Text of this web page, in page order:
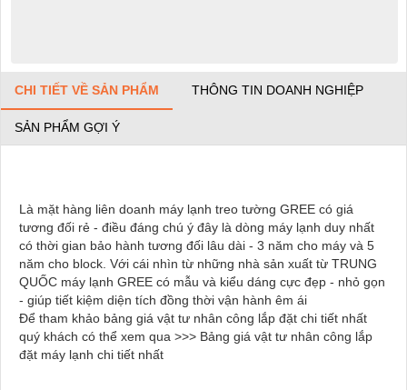
CHI TIẾT VỀ SẢN PHẨM THÔNG TIN DOANH NGHIỆP
SẢN PHẨM GỢI Ý
Là mặt hàng liên doanh máy lạnh treo tường GREE có giá
tương đối rẻ - điều đáng chú ý đây là dòng máy lạnh duy nhất
có thời gian bảo hành tương đối lâu dài - 3 năm cho máy và 5
năm cho block. Với cái nhìn từ những nhà sản xuất từ TRUNG
QUỐC máy lạnh GREE có mẫu và kiểu dáng cực đẹp - nhỏ gọn
- giúp tiết kiệm diện tích đồng thời vận hành êm ái
Để tham khảo bảng giá vật tư nhân công lắp đặt chi tiết nhất
quý khách có thể xem qua >>> Bảng giá vật tư nhân công lắp
đặt máy lạnh chi tiết nhất